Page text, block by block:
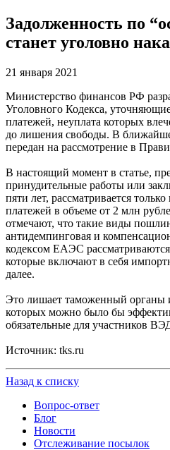
Задолженность по
станет уголовно
21 января 2021
Министерство финансов РФ
Уголовного Кодекса,
платежей, неуплата которых
до лишения свободы. В
передан на рассмотрение в
В настоящий момент в статье,
принудительные работы или
пяти лет, рассматривается
платежей в объеме от 2 млн
отмечают, что такие виды
антидемпинговая и
кодексом ЕАЭС
которые включают в себя
далее.
Это лишает таможенный органы
которых можно было бы
обязательные для участников
Источник: tks.ru
Назад к списку
Вопрос-ответ
Блог
Новости
Отслеживание посылок